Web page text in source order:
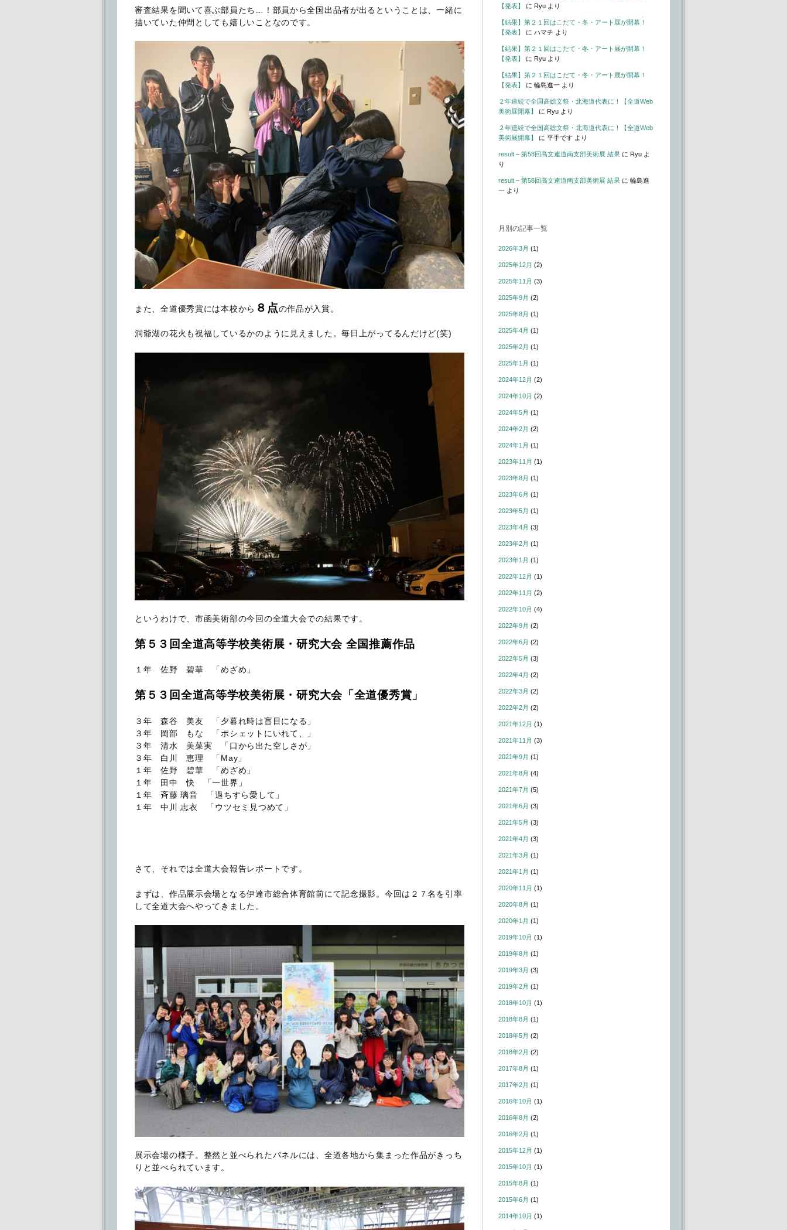
審査結果を聞いて喜ぶ部員たち…！部員から全国出品者が出るということは、一緒に
描いていた仲間としても嬉しいことなのです。
また、全道優秀賞には本校から ８点の作品が入賞。
洞爺湖の花火も祝福しているかのように見えました。毎日上がってるんだけど(笑)
というわけで、市函美術部の今回の全道大会での結果です。
第５３回全道高等学校美術展・研究大会 全国推薦作品
１年 佐野 碧華 「めざめ」
第５３回全道高等学校美術展・研究大会「全道優秀賞」
３年 森谷 美友 「夕暮れ時は盲目になる」
３年 岡部 もな 「ポシェットにいれて、」
３年 清水 美菜実 「口から出た空しさが」
３年 白川 恵理 「May」
１年 佐野 碧華 「めざめ」
１年 田中 快 「一世界」
１年 斉藤 璃音 「過ちすら愛して」
１年 中川 志衣 「ウツセミ見つめて」
さて、それでは全道大会報告レポートです。
まずは、作品展示会場となる伊達市総合体育館前にて記念撮影。今回は２７名を引率
して全道大会へやってきました。
展示会場の様子。整然と並べられたパネルには、全道各地から集まった作品がきっち
りと並べられています。
【発表】
に Ryu より
【結果】第２１回はこだて・冬・アート展が開幕！
【発表】
に ハマチ より
【結果】第２１回はこだて・冬・アート展が開幕！
【発表】
に Ryu より
【結果】第２１回はこだて・冬・アート展が開幕！
【発表】
に 輪島進一 より
２年連続で全国高総文祭・北海道代表に！【全道Web
美術展開幕】
に Ryu より
２年連続で全国高総文祭・北海道代表に！【全道Web
美術展開幕】
に 平手です より
result – 第58回高文連道南支部美術展 結果 に Ryu よ
り
result – 第58回高文連道南支部美術展 結果 に 輪島進
一 より
月別の記事一覧
2026年3月 (1)
2025年12月 (2)
2025年11月 (3)
2025年9月 (2)
2025年8月 (1)
2025年4月 (1)
2025年2月 (1)
2025年1月 (1)
2024年12月 (2)
2024年10月 (2)
2024年5月 (1)
2024年2月 (2)
2024年1月 (1)
2023年11月 (1)
2023年8月 (1)
2023年6月 (1)
2023年5月 (1)
2023年4月 (3)
2023年2月 (1)
2023年1月 (1)
2022年12月 (1)
2022年11月 (2)
2022年10月 (4)
2022年9月 (2)
2022年6月 (2)
2022年5月 (3)
2022年4月 (2)
2022年3月 (2)
2022年2月 (2)
2021年12月 (1)
2021年11月 (3)
2021年9月 (1)
2021年8月 (4)
2021年7月 (5)
2021年6月 (3)
2021年5月 (3)
2021年4月 (3)
2021年3月 (1)
2021年1月 (1)
2020年11月 (1)
2020年8月 (1)
2020年1月 (1)
2019年10月 (1)
2019年8月 (1)
2019年3月 (3)
2019年2月 (1)
2018年10月 (1)
2018年8月 (1)
2018年5月 (2)
2018年2月 (2)
2017年8月 (1)
2017年2月 (1)
2016年10月 (1)
2016年8月 (2)
2016年2月 (1)
2015年12月 (1)
2015年10月 (1)
2015年8月 (1)
2015年6月 (1)
2014年10月 (1)